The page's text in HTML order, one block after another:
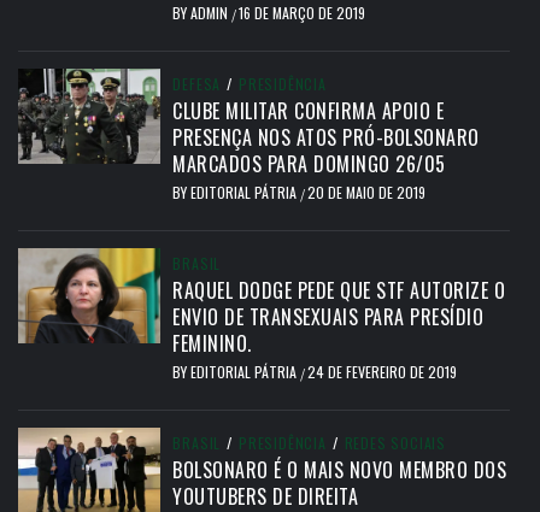
BYADMIN /16 DE MARÇO DE 2019
DEFESA / PRESIDÊNCIA
CLUBE MILITAR CONFIRMA APOIO E
PRESENÇA NOS ATOS PRÓ-BOLSONARO
MARCADOS PARA DOMINGO 26/05
BYEDITORIAL PÁTRIA /20 DE MAIO DE 2019
BRASIL
RAQUEL DODGE PEDE QUE STF AUTORIZE O
ENVIO DE TRANSEXUAIS PARA PRESÍDIO
FEMININO.
BYEDITORIAL PÁTRIA /24 DE FEVEREIRO DE 2019
BRASIL / PRESIDÊNCIA / REDES SOCIAIS
BOLSONARO É O MAIS NOVO MEMBRO DOS
YOUTUBERS DE DIREITA